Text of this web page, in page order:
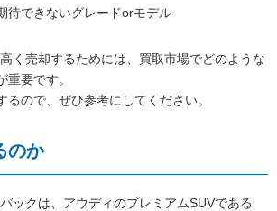
待できないグレードorモデル
く売却するためには、買取市場でどのような
要です。
るので、ぜひ参考にしてください。
のか
ックは、アウディのプレミアムSUVである